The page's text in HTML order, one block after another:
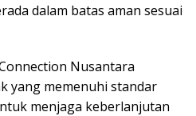
dalam batas aman sesuai
Nusantara
yang memenuhi standar
menjaga keberlanjutan